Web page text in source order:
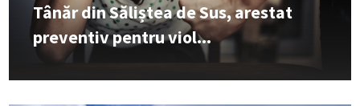
Tânăr din Săliștea de Sus, arestat
preventiv pentru viol...